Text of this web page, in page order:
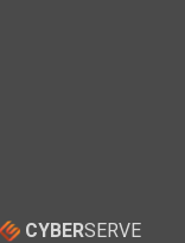
CYBERSERVE